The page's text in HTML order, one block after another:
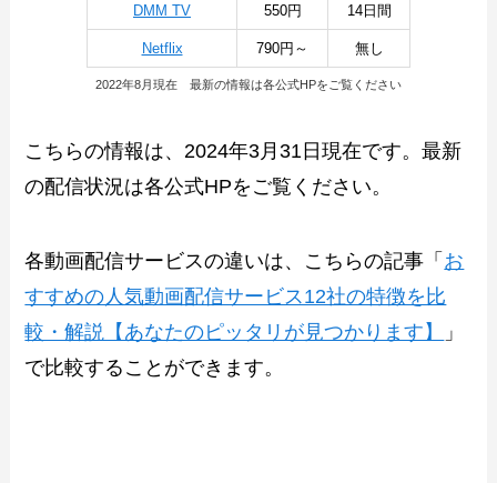
DMM TV 550円 14日間
Netflix 790円～ 無し
2022年8月現在 最新の情報は各公式HPをご覧ください
こちらの情報は、2024年3月31日現在です。最新
の配信状況は各公式HPをご覧ください。
各動画配信サービスの違いは、こちらの記事「 お
すすめの人気動画配信サービス12社の特徴を比
較・解説【あなたのピッタリが見つかります】
」
で比較することができます。